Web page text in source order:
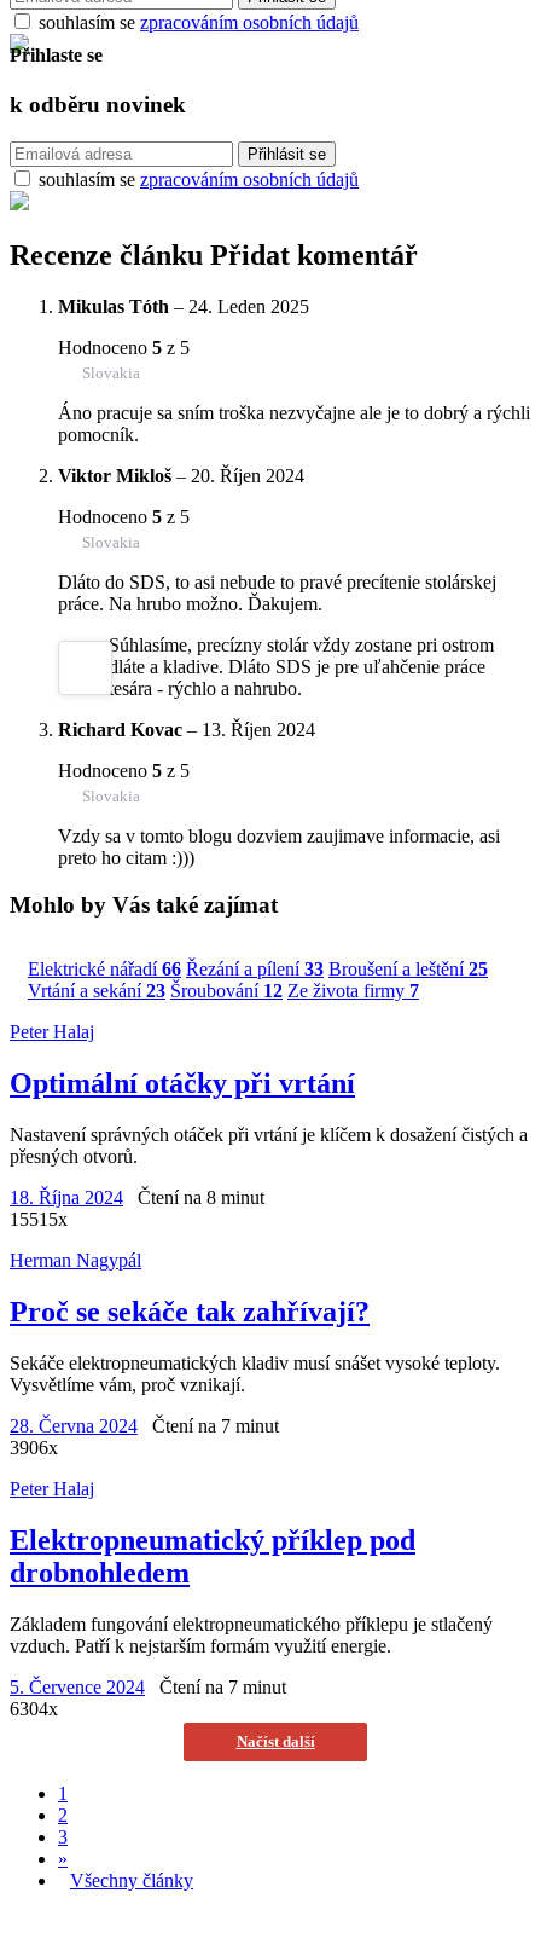
souhlasím se zpracováním osobních údajů
Přihlaste se
k odběru novinek
souhlasím se zpracováním osobních údajů
Recenze článku Přidat komentář
Mikulas Tóth – 24. Leden 2025
Hodnoceno 5 z 5
Slovakia
Áno pracuje sa sním troška nezvyčajne ale je to dobrý a rýchli
pomocník.
Viktor Mikloš – 20. Říjen 2024
Hodnoceno 5 z 5
Slovakia
Dláto do SDS, to asi nebude to pravé precítenie stolárskej
práce. Na hrubo možno. Ďakujem.
Súhlasíme, precízny stolár vždy zostane pri ostrom
dláte a kladive. Dláto SDS je pre uľahčenie práce
tesára - rýchlo a nahrubo.
Richard Kovac – 13. Říjen 2024
Hodnoceno 5 z 5
Slovakia
Vzdy sa v tomto blogu dozviem zaujimave informacie, asi
preto ho citam :)))
Mohlo by Vás také zajímat
Elektrické nářadí66 Řezání a pílení33 Broušení a leštění25
Vrtání a sekání23 Šroubování 12 Ze života firmy 7
Peter Halaj
Optimální otáčky při vrtání
Nastavení správných otáček při vrtání je klíčem k dosažení čistých a
přesných otvorů.
18. Října 2024
Čtení na 8 minut
15515x
Herman Nagypál
Proč se sekáče tak zahřívají?
Sekáče elektropneumatických kladiv musí snášet vysoké teploty.
Vysvětlíme vám, proč vznikají.
28. Června 2024
Čtení na 7 minut
3906x
Peter Halaj
Elektropneumatický příklep pod
drobnohledem
Základem fungování elektropneumatického příklepu je stlačený
vzduch. Patří k nejstarším formám využití energie.
5. Července 2024
Čtení na 7 minut
6304x
Načíst další
1
2
3
»
Všechny články